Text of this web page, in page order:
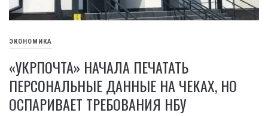
ЭКОНОМИКА
«УКРПОЧТА» НАЧАЛА ПЕЧАТАТЬ
ПЕРСОНАЛЬНЫЕ ДАННЫЕ НА ЧЕКАХ, НО
ОСПАРИВАЕТ ТРЕБОВАНИЯ НБУ